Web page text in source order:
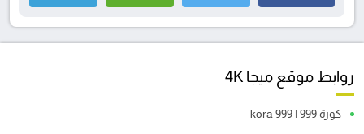
روابط موقع ميجا 4K
كورة 999 | kora 999